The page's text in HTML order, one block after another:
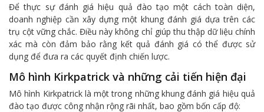
Để thực sự đánh giá hiệu quả đào tạo một cách toàn diện,
doanh nghiệp cần xây dựng một khung đánh giá dựa trên các
trụ cột vững chắc. Điều này không chỉ giúp thu thập dữ liệu chính
xác mà còn đảm bảo rằng kết quả đánh giá có thể được sử
dụng để đưa ra các quyết định chiến lược.
Mô hình Kirkpatrick và những cải tiến hiện đại
Mô hình Kirkpatrick là một trong những khung đánh giá hiệu quả
đào tạo được công nhận rộng rãi nhất, bao gồm bốn cấp độ: